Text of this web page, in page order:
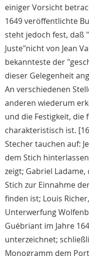
einiger Vorsicht
1649 veröffentlichte
steht jedoch fest, daß
Juste"nicht von Jean
bekannteste der
dieser Gelegenheit
An verschiedenen
anderen wiederum
und die Festigkeit, die
charakteristisch ist.
Stecher tauchen auf:
dem Stich
zeigt; Gabriel
Stich zur Einnahme
finden ist; Louis
Unterwerfung
Guébriant im Jahre
unterzeichnet;
Monogramm dem